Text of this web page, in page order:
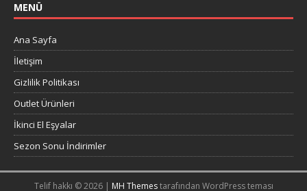
MENÜ
Ana Sayfa
İletişim
Gizlilik Politikası
Outlet Ürünleri
İkinci El Eşyalar
Sezon Sonu İndirimler
Telif hakkı © 2026 | MH Themestarafından WordPress teması